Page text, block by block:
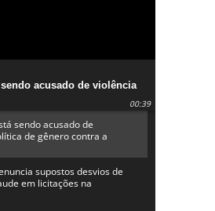
acusado de violência
contra a prefeita Lucinha
00:39
sendo acusado de
de gênero contra a
da Saúde
supostos desvios de
em licitações na
Alhandra